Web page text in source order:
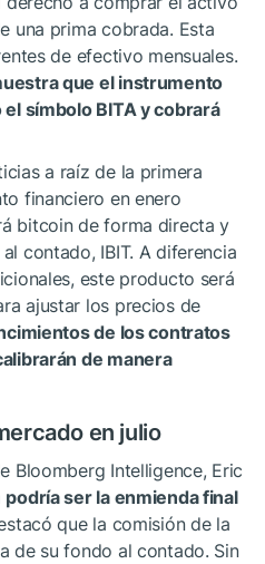
una prima cobrada. Esta
de efectivo mensuales.
que el instrumento
símbolo BITA y cobrará
a raíz de la primera
financiero en enero
bitcoin de forma directa y
contado, IBIT. A diferencia
este producto será
ajustar los precios de
de los contratos
de manera
en julio
Bloomberg Intelligence, Eric
podría ser la enmienda final
que la comisión de la
de su fondo al contado. Sin